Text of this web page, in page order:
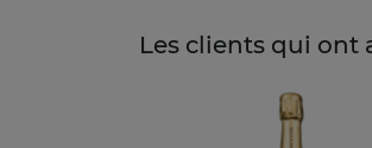
Les clients qui ont